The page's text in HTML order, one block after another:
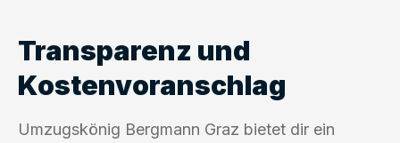
Transparenz und
Kostenvoranschlag
Umzugskönig Bergmann Graz bietet dir ein